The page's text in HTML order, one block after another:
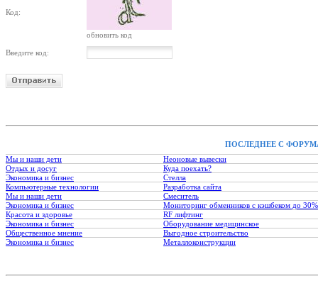
Код:
обновить код
Введите код:
ПОСЛЕДНЕЕ С
Мы и наши дети
Неоновые вывески
Отдых и досуг
Куда поехать?
Экономика и бизнес
Стелла
Компьютерные технологии
Разработка сайта
Мы и наши дети
Смеситель
Экономика и бизнес
Мониторинг обменников с кэшбеком до 30%
Красота и здоровье
RF лифтинг
Экономика и бизнес
Оборудование медицинское
Общественное мнение
Выгодное строительство
Экономика и бизнес
Металлоконструкции